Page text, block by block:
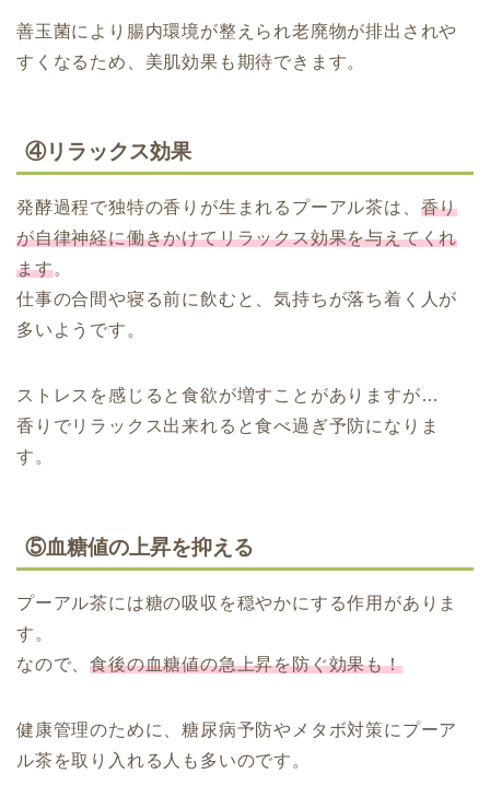
善玉菌により腸内環境が整えられ老廃物が排出されや
すくなるため、美肌効果も期待できます。
④リラックス効果
発酵過程で独特の香りが生まれるプーアル茶は、 香り
が自律神経に働きかけてリラックス効果を与えてくれ
ます。
仕事の合間や寝る前に飲むと、気持ちが落ち着く人が
多いようです。
ストレスを感じると食欲が増すことがありますが…
香りでリラックス出来れると食べ過ぎ予防になりま
す。
⑤血糖値の上昇を抑える
プーアル茶には糖の吸収を穏やかにする作用がありま
す。
なので、食後の血糖値の急上昇を防ぐ効果も！
健康管理のために、糖尿病予防やメタボ対策にプーア
ル茶を取り入れる人も多いのです。